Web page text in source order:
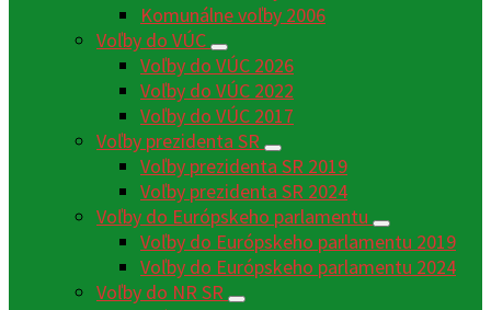
Komunálne voľby 2006
Voľby do VÚC
Voľby do VÚC 2026
Voľby do VÚC 2022
Voľby do VÚC 2017
Voľby prezidenta SR
Voľby prezidenta SR 2019
Voľby prezidenta SR 2024
Voľby do Európskeho parlamentu
Voľby do Európskeho parlamentu 2019
Voľby do Európskeho parlamentu 2024
Voľby do NR SR